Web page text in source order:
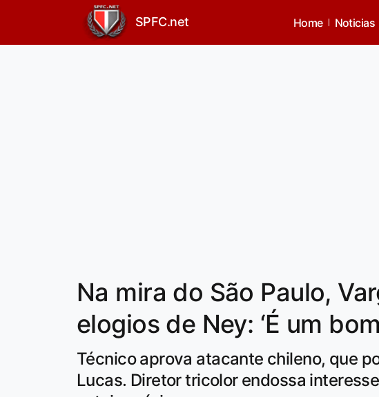
SPFC.net Home Noticias
Na mira do São Paulo,
elogios de Ney: ‘É um
Técnico aprova atacante chileno, que
Lucas. Diretor tricolor endossa